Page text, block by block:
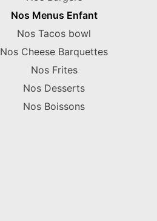
Nos Menus Enfant
Nos Tacos bowl
Nos Cheese Barquettes
Nos Frites
Nos Desserts
Nos Boissons